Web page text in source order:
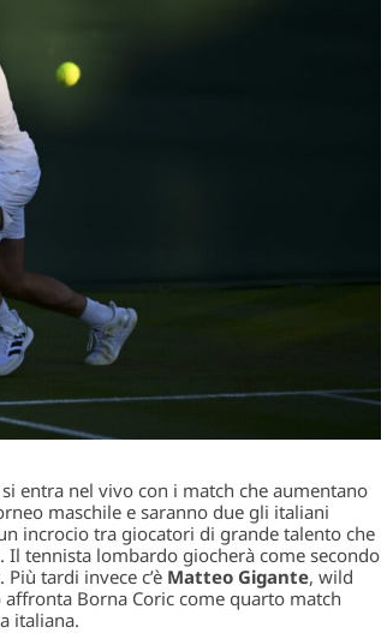
entra nel vivo con i match che aumentano
maschile e saranno due gli italiani
incrocio tra giocatori di grande talento che
tennista lombardo giocherà come secondo
tardi invece c’è Matteo Gigante, wild
affronta Borna Coric come quarto match
italiana.